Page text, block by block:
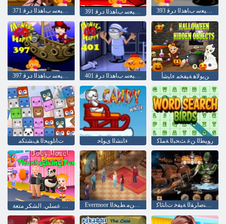
371 ﺔﻠﺣﺮﻤﻟﺍ ﺪﻴﻌﺳ ﺏﺎﻫﺬﻟﺍ ﺩﺮﻗ 393 ﺔﻠﺣﺮﻤﻟﺍ ﺪﻴﻌﺳ ﺏﺎﻫﺬﻟﺍ ﺩﺮﻗ
397 ﺔﻠﺣﺮﻤﻟﺍ ﺪﻴﻌﺳ ﺏﺎﻫﺬﻟﺍ ﺩﺮﻗ 401 ﺔﻠﺣﺮﻤﻟﺍ ﺪﻴﻌﺳ ﺏﺎﻫﺬﻟﺍ ﺩﺮﻗ ﻦﻳﻮﻟﺎﻫ ﺔﻴﻔﺨﻣ ءﺎﻴﺷﺃ
ﺕﺎﻧﺍﻮﻴﺤﻟﺍ ﻒﺸﺘﻜﻣ ءﺎﺘﺸﻟﺍ ﻯﻮﻠﺣ ﺭﻮﻴﻄﻟﺍ ﻦﻋ ﺚﺤﺒﻟﺍ ﺔﻤﻠﻛ
Evermoor ﺮﻴﺼﻣ ﻦﻣ ﻂﻴﺨﻟﺍ ﺰﻨﻜﻟﺍ ﺔﻨﺻﺍﺮﻘﻟﺍ ﺔﻴﻔﺧ ﺕﺎﻨﺋﺎﻛ